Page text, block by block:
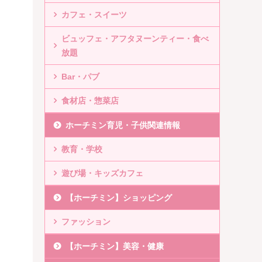
カフェ・スイーツ
ビュッフェ・アフタヌーンティー・食べ
放題
Bar・パブ
食材店・惣菜店
ホーチミン育児・子供関連情報
教育・学校
遊び場・キッズカフェ
【ホーチミン】ショッピング
ファッション
【ホーチミン】美容・健康